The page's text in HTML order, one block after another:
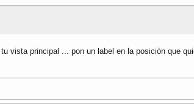
vista principal ... pon un label en la posición que